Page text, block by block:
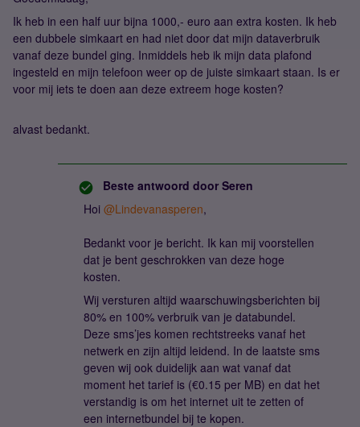
Ik heb in een half uur bijna 1000,- euro aan extra kosten. Ik heb
een dubbele simkaart en had niet door dat mijn dataverbruik
vanaf deze bundel ging. Inmiddels heb ik mijn data plafond
ingesteld en mijn telefoon weer op de juiste simkaart staan. Is er
voor mij iets te doen aan deze extreem hoge kosten?
alvast bedankt.
Beste antwoord door Seren
Hoi @Lindevanasperen,
Bedankt voor je bericht. Ik kan mij voorstellen
dat je bent geschrokken van deze hoge
kosten.
Wij versturen altijd waarschuwingsberichten bij
80% en 100% verbruik van je databundel.
Deze sms’jes komen rechtstreeks vanaf het
netwerk en zijn altijd leidend. In de laatste sms
geven wij ook duidelijk aan wat vanaf dat
moment het tarief is (€0.15 per MB) en dat het
verstandig is om het internet uit te zetten of
een internetbundel bij te kopen.